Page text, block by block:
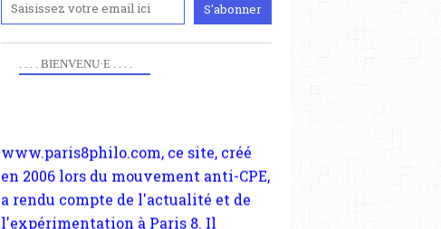
. . . . BIENVENU·E . . . .
Anciennement
en 2006 lors du mouvement anti-CPE,
s'occupe plus largement de rendre
compte d'une transformation dans
les paradigmes philosophiques
suivant la pensée du Dehors ou du